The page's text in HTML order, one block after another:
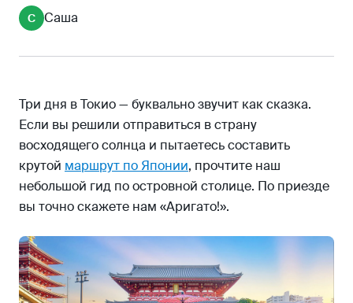
«Токийское небесное дерево»
Храм Мэйдзи-дзингу
Харадзюку
Район Сибуя
День третий
teamLab Planets TOKYO DMM
Полезные советы для новичков в Токио
С Саша
Три дня в Токио — буквально звучит как сказка.
Если вы решили отправиться в страну
восходящего солнца и пытаетесь составить
крутой маршрут по Японии, прочтите наш
небольшой гид по островной столице. По приезде
вы точно скажете нам «Аригато!».